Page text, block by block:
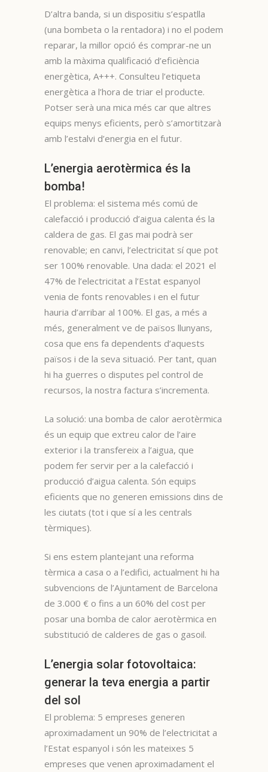
D’altra banda, si un dispositiu s’espatlla
(una bombeta o la rentadora) i no el podem
reparar, la millor opció és comprar-ne un
amb la màxima qualificació d’eficiència
energètica, A+++. Consulteu l’etiqueta
energètica a l’hora de triar el producte.
Potser serà una mica més car que altres
equips menys eficients, però s’amortitzarà
amb l’estalvi d’energia en el futur.
L’energia aerotèrmica és la
bomba!
El problema: el sistema més comú de
calefacció i producció d’aigua calenta és la
caldera de gas. El gas mai podrà ser
renovable; en canvi, l’electricitat sí que pot
ser 100% renovable. Una dada: el 2021 el
47% de l’electricitat a l’Estat espanyol
venia de fonts renovables i en el futur
hauria d’arribar al 100%. El gas, a més a
més, generalment ve de països llunyans,
cosa que ens fa dependents d’aquests
països i de la seva situació. Per tant, quan
hi ha guerres o disputes pel control de
recursos, la nostra factura s’incrementa.
La solució: una bomba de calor aerotèrmica
és un equip que extreu calor de l’aire
exterior i la transfereix a l’aigua, que
podem fer servir per a la calefacció i
producció d’aigua calenta. Són equips
eficients que no generen emissions dins de
les ciutats (tot i que sí a les centrals
tèrmiques).
Si ens estem plantejant una reforma
tèrmica a casa o a l’edifici, actualment hi ha
subvencions de l’Ajuntament de Barcelona
de 3.000 € o fins a un 60% del cost per
posar una bomba de calor aerotèrmica en
substitució de calderes de gas o gasoil.
L’energia solar fotovoltaica:
generar la teva energia a partir
del sol
El problema: 5 empreses generen
aproximadament un 90% de l’electricitat a
l’Estat espanyol i són les mateixes 5
empreses que venen aproximadament el